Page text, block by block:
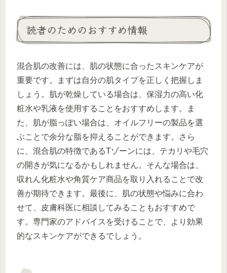
読者のためのおすすめ情報
混合肌の改善には、肌の状態に合ったスキンケアが
重要です。まずは自分の肌タイプを正しく把握しま
しょう。肌が乾燥している場合は、保湿力の高い化
粧水や乳液を使用することをおすすめします。ま
た、肌が脂っぽい場合は、オイルフリーの製品を選
ぶことで余分な脂を抑えることができます。さら
に、混合肌の特徴であるTゾーンには、テカリや毛穴
の開きが気になるかもしれません。そんな場合は、
収れん化粧水や角質ケア商品を取り入れることで改
善が期待できます。最後に、肌の状態や悩みに合わ
せて、皮膚科医に相談してみることもおすすめで
す。専門家のアドバイスを受けることで、より効果
的なスキンケアができるでしょう。